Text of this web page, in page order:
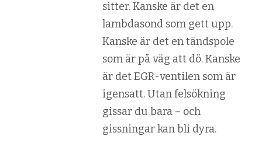
sitter. Kanske är det en
lambdasond som gett upp.
Kanske är det en tändspole
som är på väg att dö. Kanske
är det EGR-ventilen som är
igensatt. Utan felsökning
gissar du bara – och
gissningar kan bli dyra.